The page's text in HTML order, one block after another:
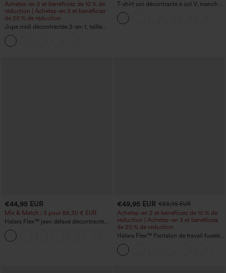
Achetez-en 2 et bénéficiez de 10 % de
réduction | Achetez-en 3 et bénéficiez
de 20 % de réduction
Jupe midi décontractée 2-en-1, taille
haute à effet gainant, froncée avec
ourlet arrondi, en polaire et PU
T-shirt uni décontracté à col V, manches
courtes et fronces
€44,95 EUR
Mix & Match : 3 pour 88,30 € EUR
Halara Flex™ jean délavé décontracté
taille haute à poches, coupe baggy à
jambe large
+2
€49,95 EUR €53,95 EUR
Achetez-en 2 et bénéficiez de 10 % de
réduction | Achetez-en 3 et bénéficiez
de 20 % de réduction
Halara Flex™ Pantalon de travail fuselé,
uni, taille haute, avec poches